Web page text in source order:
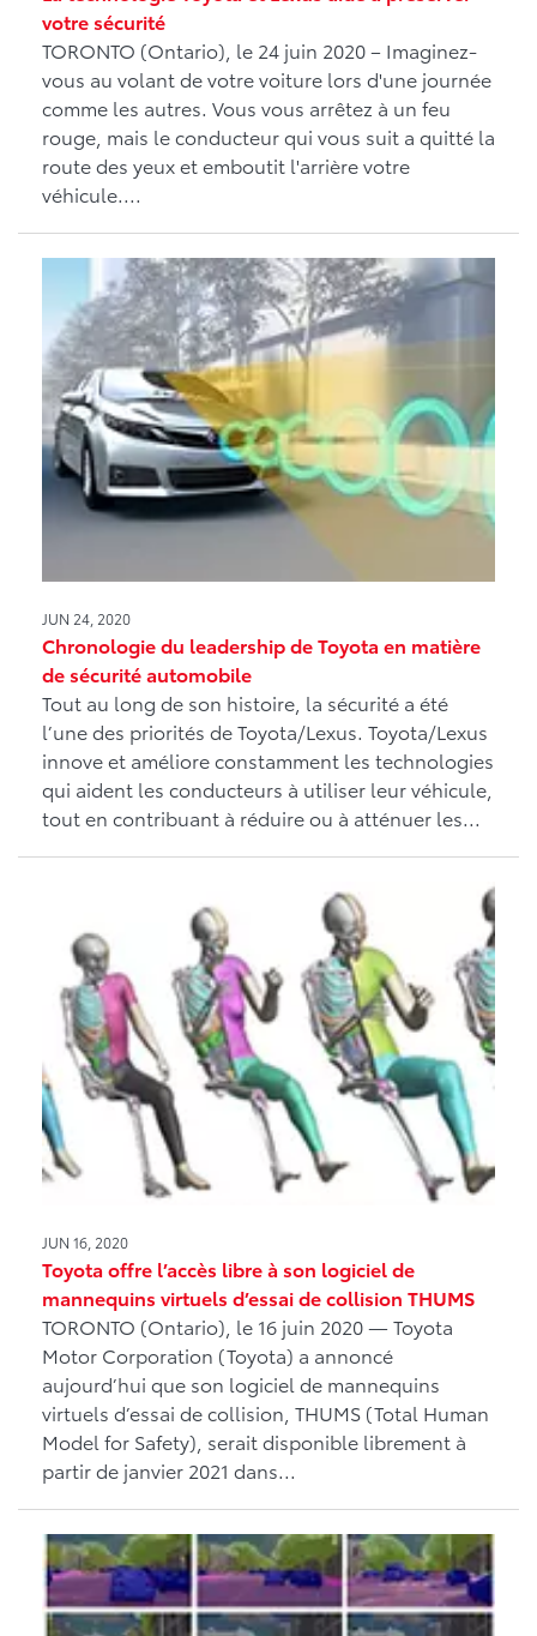
votre sécurité
TORONTO (Ontario), le 24 juin 2020 – Imaginez-
vous au volant de votre voiture lors d'une journée
comme les autres. Vous vous arrêtez à un feu
rouge, mais le conducteur qui vous suit a quitté la
route des yeux et emboutit l'arrière votre
véhicule....
JUN 24, 2020
Chronologie du leadership de Toyota en matière
de sécurité automobile
Tout au long de son histoire, la sécurité a été
l’une des priorités de Toyota/Lexus. Toyota/Lexus
innove et améliore constamment les technologies
qui aident les conducteurs à utiliser leur véhicule,
tout en contribuant à réduire ou à atténuer les...
JUN 16, 2020
Toyota offre l’accès libre à son logiciel de
mannequins virtuels d’essai de collision THUMS
TORONTO (Ontario), le 16 juin 2020 ― Toyota
Motor Corporation (Toyota) a annoncé
aujourd’hui que son logiciel de mannequins
virtuels d’essai de collision, THUMS (Total Human
Model for Safety), serait disponible librement à
partir de janvier 2021 dans...